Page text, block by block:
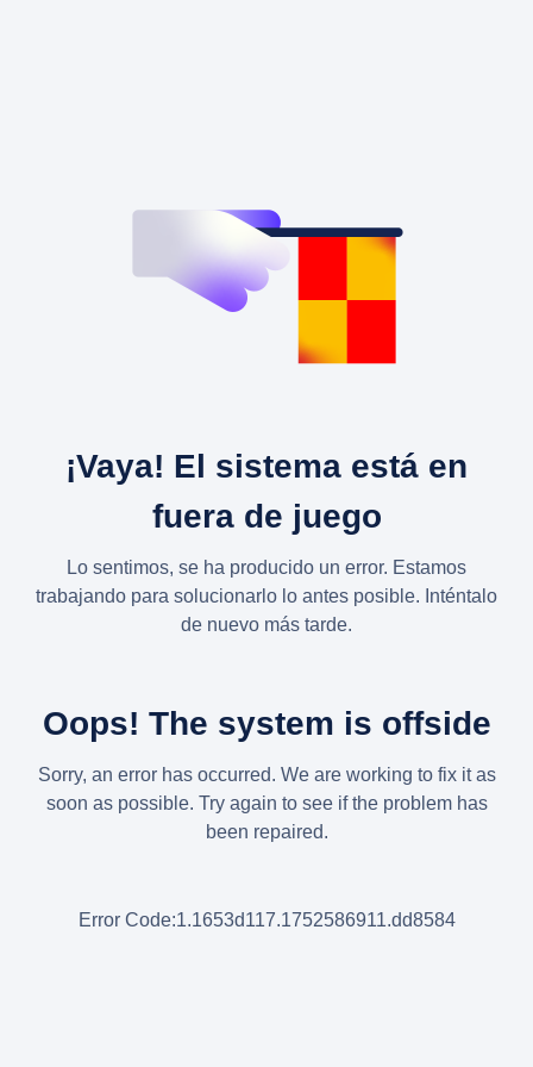
¡Vaya! El sistema está en
fuera de juego
Lo sentimos, se ha producido un error. Estamos
trabajando para solucionarlo lo antes posible. Inténtalo
de nuevo más tarde.
Oops! The system is offside
Sorry, an error has occurred. We are working to fix it as
soon as possible. Try again to see if the problem has
been repaired.
Error Code:1.1653d117.1752586911.dd8584